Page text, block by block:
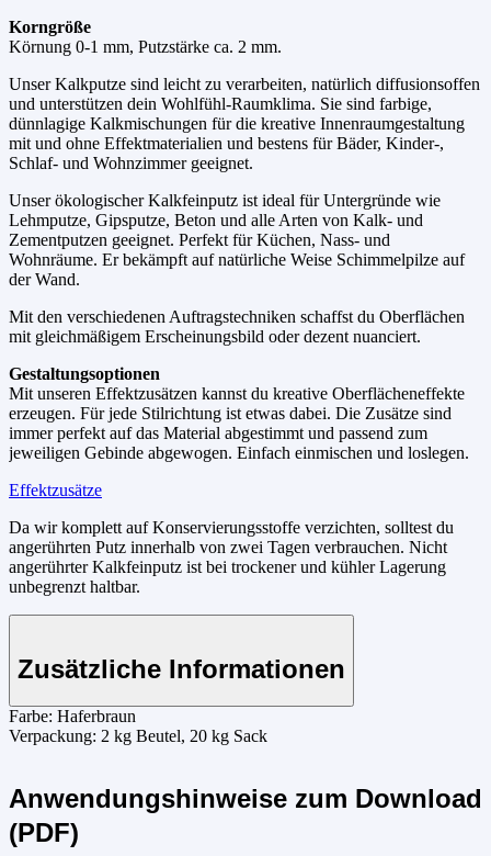
Korngröße
Körnung 0-1 mm, Putzstärke ca. 2 mm.
Unser Kalkputze sind leicht zu verarbeiten, natürlich diffusionsoffen
und unterstützen dein Wohlfühl-Raumklima. Sie sind farbige,
dünnlagige Kalkmischungen für die kreative Innenraumgestaltung
mit und ohne Effektmaterialien und bestens für Bäder, Kinder-,
Schlaf- und Wohnzimmer geeignet.
Unser ökologischer Kalkfeinputz ist ideal für Untergründe wie
Lehmputze, Gipsputze, Beton und alle Arten von Kalk- und
Zementputzen geeignet. Perfekt für Küchen, Nass- und
Wohnräume. Er bekämpft auf natürliche Weise Schimmelpilze auf
der Wand.
Mit den verschiedenen Auftragstechniken schaffst du Oberflächen
mit gleichmäßigem Erscheinungsbild oder dezent nuanciert.
Gestaltungsoptionen
Mit unseren Effektzusätzen kannst du kreative Oberflächeneffekte
erzeugen. Für jede Stilrichtung ist etwas dabei. Die Zusätze sind
immer perfekt auf das Material abgestimmt und passend zum
jeweiligen Gebinde abgewogen. Einfach einmischen und loslegen.
Effektzusätze
Da wir komplett auf Konservierungsstoffe verzichten, solltest du
angerührten Putz innerhalb von zwei Tagen verbrauchen. Nicht
angerührter Kalkfeinputz ist bei trockener und kühler Lagerung
unbegrenzt haltbar.
Zusätzliche Informationen
Farbe: Haferbraun
Verpackung: 2 kg Beutel, 20 kg Sack
Anwendungshinweise zum Download
(PDF)